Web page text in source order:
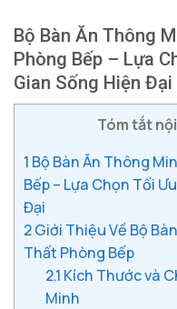
Bộ Bàn Ăn Thông
Phòng Bếp – Lựa
Gian Sống Hiện Đại
Tóm tắt
1 Bộ Bàn Ăn Thông
Bếp – Lựa Chọn Tối
Đại
2Giới Thiệu Về Bộ
Thất Phòng Bếp
2.1 Kích Thước và
Minh